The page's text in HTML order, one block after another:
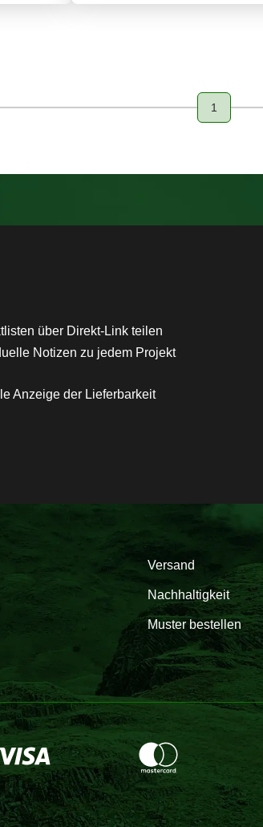
Page
1
über Direkt-Link teilen
Notizen zu jedem Projekt
Anzeige der Lieferbarkeit
Versand
Nachhaltigkeit
Muster bestellen